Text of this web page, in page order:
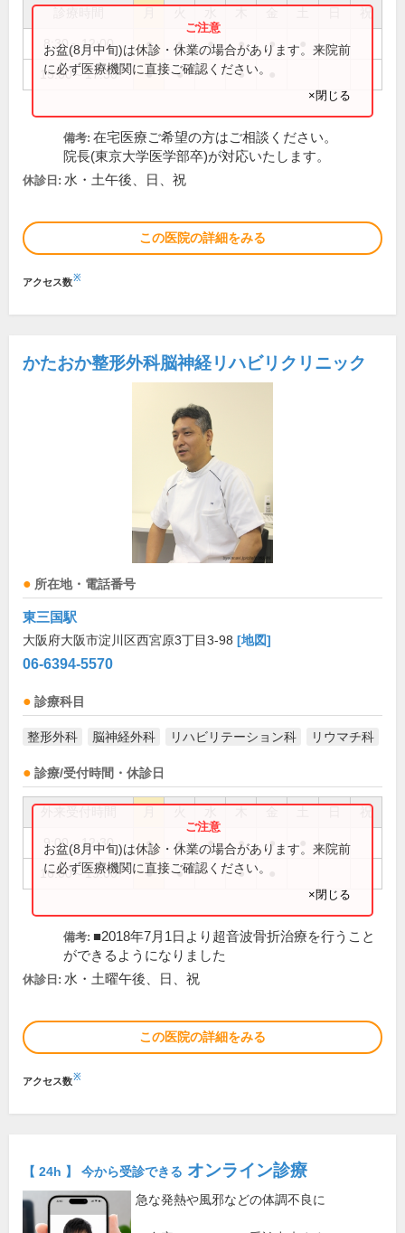
祝
8:30～12:00 ● ● ● ● ●
15:00～17:30 ● ● ●
お盆(8月中旬)は休診・休業の場合があります。来院前
に必ず医療機関に直接ご確認ください。
×閉じる
備考: 在宅医療ご希望の方はご相談ください。
院長(東京大学医学部卒)が対応いたします。
休診日: 水・土午後、日、祝
この医院の詳細をみる
アクセス数※
かたおか整形外科脳神経リハビリクリニック
所在地・電話番号
東三国駅
大阪府大阪市淀川区西宮原3丁目3-98 [地図]
06-6394-5570
診療科目
整形外科 脳神経外科 リハビリテーション科 リウマチ科
診療/受付時間・休診日
祝
9:00～12:30 ● ● ● ● ●
16:00～19:00 ● ● ●
お盆(8月中旬)は休診・休業の場合があります。来院前
に必ず医療機関に直接ご確認ください。
×閉じる
備考: ■2018年7月1日より超音波骨折治療を行うこと
ができるようになりました
休診日: 水・土曜午後、日、祝
この医院の詳細をみる
アクセス数※
【 24h 】 今から受診できる オンライン診療
急な発熱や風邪などの体調不良に